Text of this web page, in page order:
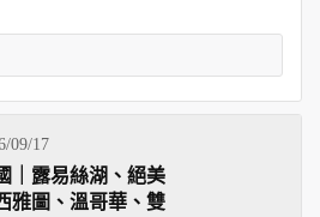
09/17
｜露易絲湖、絕美
雅圖、溫哥華、雙